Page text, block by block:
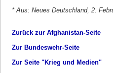
* Aus: Neues Deutschland, 2.
Zurück zur Afghanistan-Seite
Zur Bundeswehr-Seite
Zur Seite "Krieg und Medien"